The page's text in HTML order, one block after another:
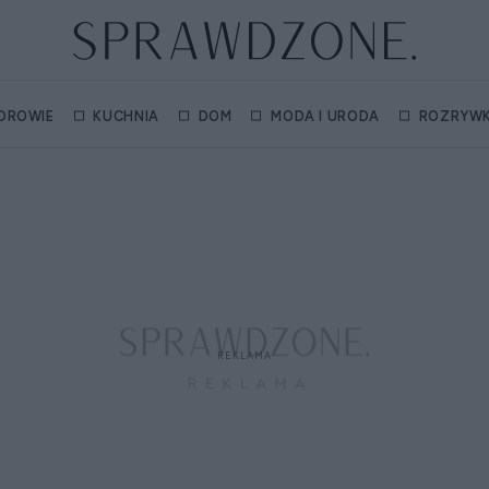
KUCHNIA DOM MODA I URODA